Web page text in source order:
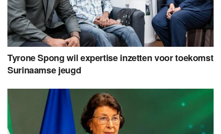
Tyrone Spong wil expertise inzetten voor toekomst
Surinaamse jeugd